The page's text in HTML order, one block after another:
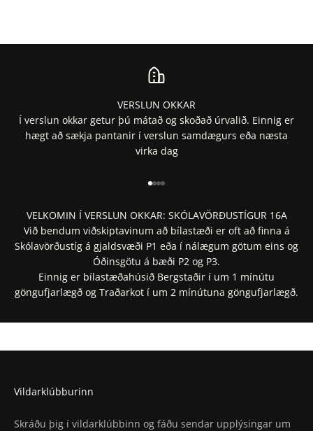
VERSLUN OKKAR
Í verslun okkar getur þú mátað og skoðað úrvalið. Einnig er
hægt að sækja pantanir í verslun samdægurs eða næsta
virka dag
Fara í 1
Fara í 2
Fara í 3
Fara í 4
VELKOMIN Í VERSLUN OKKAR: SKÓLAVÖRÐUSTÍGUR 16A
Við bendum viðskiptavinum að bílastæði er oft að finna á
Skólavörðustíg á gjaldsvæði P1 eða í nálægum götum eins og
Óðinsgötu á bæði P2 og P3.
Einnig er bílastæðahúsið Bergstaðir í um 1 mínútu
göngufjarlægð og Traðarkot í um 2 mínútuna göngufjarlægð.
Staðsetning í Google Maps
Staðsetning í Apple Maps
Vildarklúbburinn
Skráðu þig í vildarklúbbinn og fáðu sendar upplýsingar um